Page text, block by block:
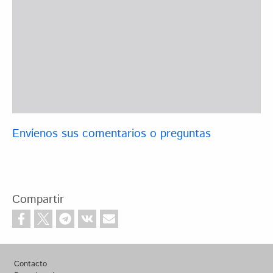
Envíenos sus comentarios o preguntas
Compartir
Footer
Contacto